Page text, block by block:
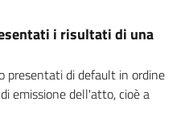
i risultati di una
presentati di default in ordine
emissione dell'atto, cioè a